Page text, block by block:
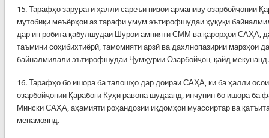
15. Тарафҳо зарурати ҳалли сареъи низои арманиву озарбойҷонии
мутобиқи меъёрҳои аз тарафи умум эътирофшудаи ҳуқуқи
дар ин робита қабулшудаи Шӯрои амнияти СММ ва қарорҳои САҲА,
таъмини соҳибихтиёрӣ, тамомияти арзӣ ва дахлнопазирии марзҳои
байналмилалӣ эътирофшудаи Ҷумҳурии Озарбойҷон, қайд мекунанд.
16. Тарафҳо бо ишора ба талошҳо дар доираи САҲА, ки ба ҳалли
озарбойҷонии Қарабоғи Кӯҳӣ равона шудаанд, инчунин бо ишора ба
Мински САҲА, аҳамияти роҳандозии иқдомҳои муассиртар ва
менамоянд.